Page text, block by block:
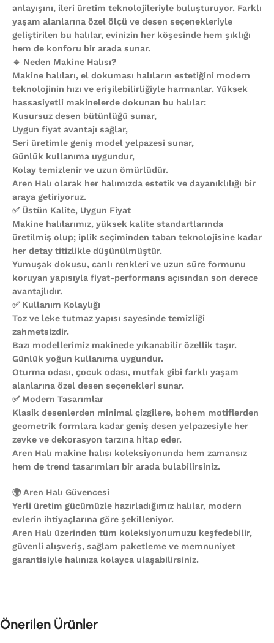
anlayışını, ileri üretim teknolojileriyle buluşturuyor. Farklı
yaşam alanlarına özel ölçü ve desen seçenekleriyle
geliştirilen bu halılar, evinizin her köşesinde hem şıklığı
hem de konforu bir arada sunar.
🔹 Neden Makine Halısı?
Makine halıları, el dokuması halıların estetiğini modern
teknolojinin hızı ve erişilebilirliğiyle harmanlar. Yüksek
hassasiyetli makinelerde dokunan bu halılar:
Kusursuz desen bütünlüğü sunar,
Uygun fiyat avantajı sağlar,
Seri üretimle geniş model yelpazesi sunar,
Günlük kullanıma uygundur,
Kolay temizlenir ve uzun ömürlüdür.
Aren Halı olarak her halımızda estetik ve dayanıklılığı bir
araya getiriyoruz.
✅ Üstün Kalite, Uygun Fiyat
Makine halılarımız, yüksek kalite standartlarında
üretilmiş olup; iplik seçiminden taban teknolojisine kadar
her detay titizlikle düşünülmüştür.
Yumuşak dokusu, canlı renkleri ve uzun süre formunu
koruyan yapısıyla fiyat-performans açısından son derece
avantajlıdır.
✅ Kullanım Kolaylığı
Toz ve leke tutmaz yapısı sayesinde temizliği
zahmetsizdir.
Bazı modellerimiz makinede yıkanabilir özellik taşır.
Günlük yoğun kullanıma uygundur.
Oturma odası, çocuk odası, mutfak gibi farklı yaşam
alanlarına özel desen seçenekleri sunar.
✅ Modern Tasarımlar
Klasik desenlerden minimal çizgilere, bohem motiflerden
geometrik formlara kadar geniş desen yelpazesiyle her
zevke ve dekorasyon tarzına hitap eder.
Aren Halı makine halısı koleksiyonunda hem zamansız
hem de trend tasarımları bir arada bulabilirsiniz.
🌍 Aren Halı Güvencesi
Yerli üretim gücümüzle hazırladığımız halılar, modern
evlerin ihtiyaçlarına göre şekilleniyor.
Aren Halı üzerinden tüm koleksiyonumuzu keşfedebilir,
güvenli alışveriş, sağlam paketleme ve memnuniyet
garantisiyle halınıza kolayca ulaşabilirsiniz.
Önerilen Ürünler